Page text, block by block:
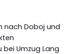
nach Doboj und
Umzug Lang